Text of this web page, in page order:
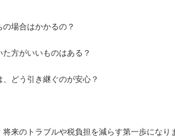
の場合はかかるの？
た方がいいものはある？
、どう引き継ぐのが安心？
来のトラブルや税負担を減らす第一歩になり